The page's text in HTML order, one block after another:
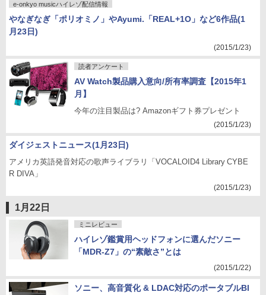
e-onkyo musicハイレゾ配信情報
やなぎなぎ「ポリオミノ」やAyumi.「REAL+1O」など6作品(1
月23日)
(2015/1/23)
読者アンケート
AV Watch製品購入意向/所有率調査【2015年1
月】
今年の注目製品は? Amazonギフト券プレゼント
(2015/1/23)
ダイジェストニュース(1月23日)
アメリカ英語発音対応の歌声ライブラリ「VOCALOID4 Library CYBE
R DIVA」
(2015/1/23)
1月22日
ミニレビュー
ハイレゾ鑑賞用ヘッドフォンに選んだソニー
「MDR-Z7」の“素敵さ”とは
(2015/1/22)
ソニー、高音質化 & LDAC対応のポータブルBl